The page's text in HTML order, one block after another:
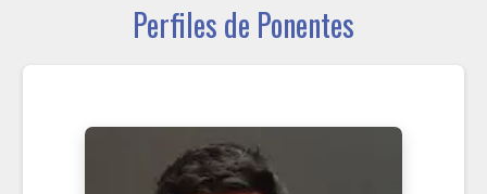
Perfiles de Ponentes